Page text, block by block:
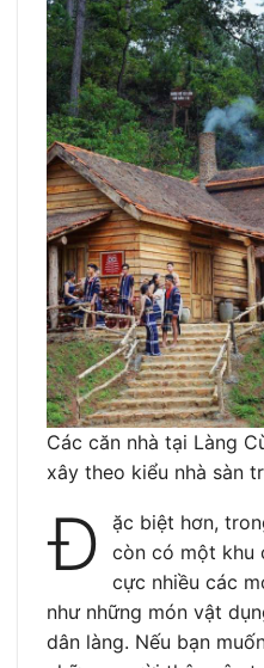
Các căn nhà tại Làng
xây theo kiểu nhà sàn
Đ
ặc biệt hơn,
còn có một khu
cực nhiều các
như những món vật
dân làng. Nếu bạn